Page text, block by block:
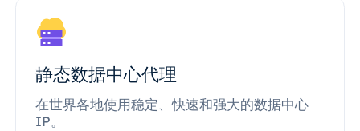
静态数据中心代理
在世界各地使用稳定、快速和强大的数据中心
IP。